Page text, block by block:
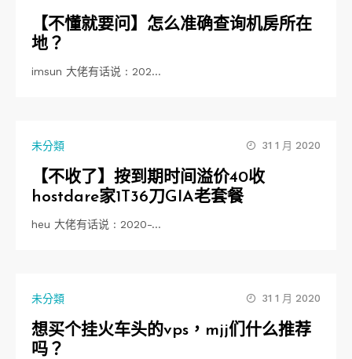
【不懂就要问】怎么准确查询机房所在
地？
imsun 大佬有话说 : 202…
未分類 31 1 月 2020
【不收了】按到期时间溢价40收
hostdare家1T36刀GIA老套餐
heu 大佬有话说 : 2020-…
未分類 31 1 月 2020
想买个挂火车头的vps，mjj们什么推荐
吗？